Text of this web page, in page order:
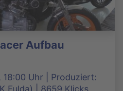
Aufbau
18:00 Uhr | Produziert:
Fulda) | 8659 Klicks